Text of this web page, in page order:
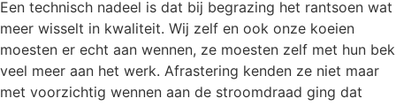
Een technisch nadeel is dat bij begrazing het rantsoen wat
meer wisselt in kwaliteit. Wij zelf en ook onze koeien
moesten er echt aan wennen, ze moesten zelf met hun bek
veel meer aan het werk. Afrastering kenden ze niet maar
met voorzichtig wennen aan de stroomdraad ging dat